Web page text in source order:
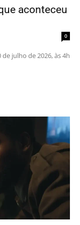
aconteceu
0
julho de 2026, às 4h